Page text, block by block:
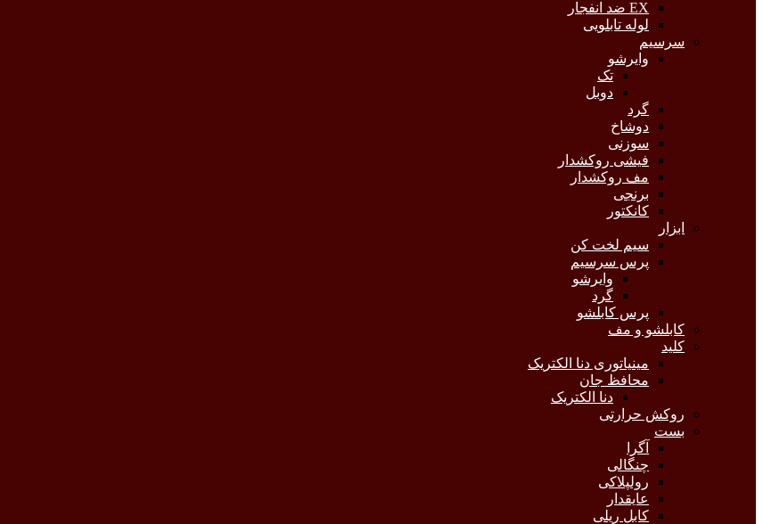
EX ضد انفجار
لوله تابلویی
سرسیم
وایرشو
تک
دوبل
گرد
دوشاخ
سوزنی
فیشی روکشدار
مف روکشدار
برنجی
کانکتور
ابزار
سیم لخت کن
پرس سرسیم
وایرشو
گرد
پرس کابلشو
کابلشو و مف
کلید
مینیاتوری دنا الکتریک
محافظ جان
دنا الکتریک
روکش حرارتی
بست
آگرا
چنگالی
رولپلاکی
عایقدار
کابل ریلی